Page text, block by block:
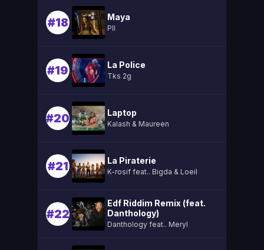
#18 Maya
Pll
#19 La Police
Tks 2g
#20 Laptop
Kalash & Maureen
#21 La Piraterie
K-rosif feat.. Bigda & Loeil
#22
Edf Riddim Remix (feat.
Danthology)
Danthology feat.. Meryl